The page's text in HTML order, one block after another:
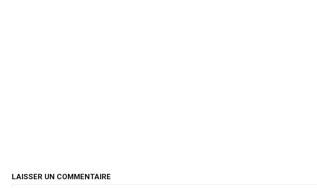
LAISSER UN COMMENTAIRE